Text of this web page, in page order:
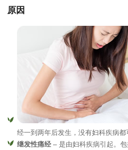
原因
经一到两年后发生，没有妇科疾病都
继发性痛经– 是由妇科疾病引起。包